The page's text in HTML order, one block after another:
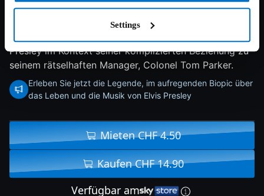
Settings
7.5/10 2022 152 min Drama
Presley im Kontext seiner komplizierten Beziehung zu
seinem rätselhaften Manager, Colonel Tom Parker.
Erleben Sie jetzt die Legende, im aufregenden Biopic über
das Leben und die Musik von Elvis Presley
Mieten CHF 4.50
Kaufen CHF 14.90
Verfügbar am